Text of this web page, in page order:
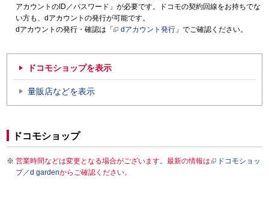
アカウントのID／パスワード」が必要です。ドコモの契約回線をお持ちでな
い方も、dアカウントの発行が可能です。
dアカウントの発行・確認は「
dアカウント発行 」でご確認ください。
ドコモショップを表示
量販店などを表示
ドコモショップ
営業時間などは変更となる場合がございます。最新の情報は
ドコモショッ
プ／d gardenからご確認ください。